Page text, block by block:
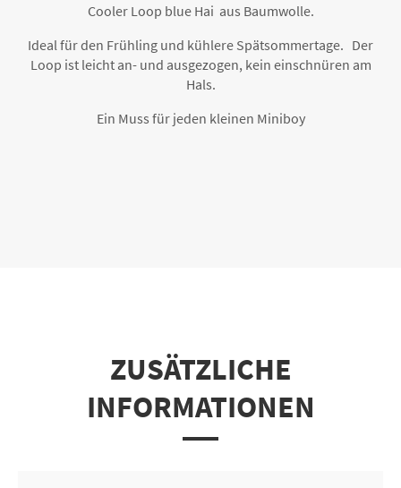
Cooler Loop blue Hai aus Baumwolle.
Ideal für den Frühling und kühlere Spätsommertage. Der
Loop ist leicht an- und ausgezogen, kein einschnüren am
Hals.
Ein Muss für jeden kleinen Miniboy
ZUSÄTZLICHE
INFORMATIONEN